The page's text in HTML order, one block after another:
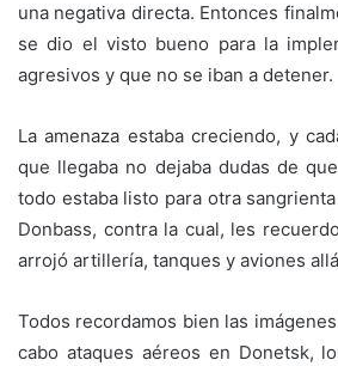
una negativa directa. Entonces
se dio el visto bueno para la
agresivos y que no se iban a detener.
La amenaza estaba creciendo, y
que llegaba no dejaba dudas de
todo estaba listo para otra
Donbass, contra la cual, les
arrojó artillería, tanques y aviones
Todos recordamos bien las
cabo ataques aéreos en Donetsk,